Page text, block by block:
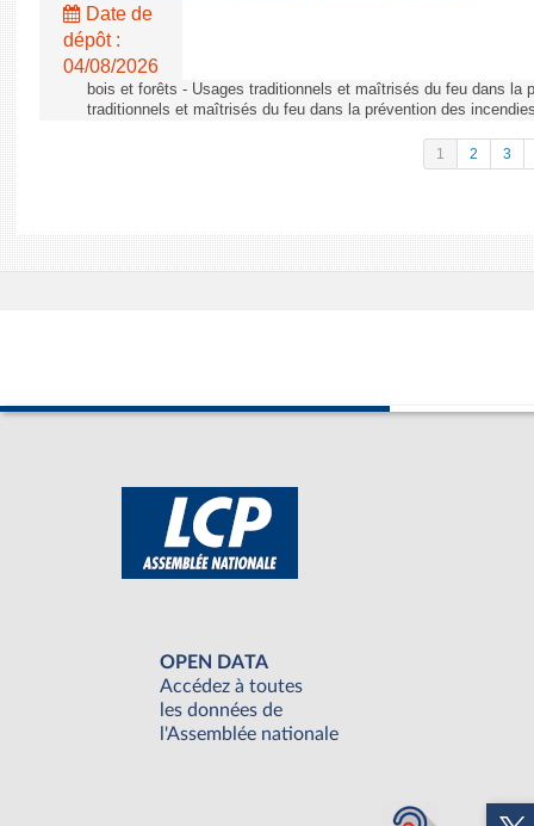
Date de
dépôt :
04/08/2026
bois et forêts - Usages traditionnels et maîtrisés du feu dans la
traditionnels et maîtrisés du feu dans la prévention des
1 2 3
OPEN DATA
Accédez à toutes
les données de
l'Assemblée nationale